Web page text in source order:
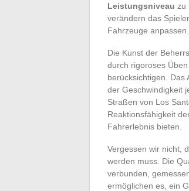
Leistungsniveau zu
verändern das
Fahrzeuge anpassen.
Die Kunst der
durch rigoroses
berücksichtigen. Das
der Geschwindigkeit
Straßen von Los
Reaktionsfähigkeit
Fahrerlebnis bieten.
Vergessen wir nicht,
werden muss. Die
verbunden,
ermöglichen es, ein